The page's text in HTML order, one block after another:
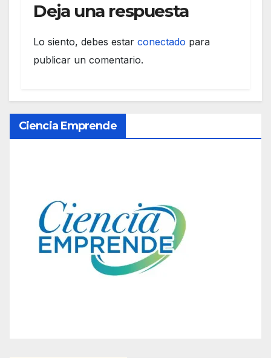
Deja una respuesta
Lo siento, debes estar conectado para
publicar un comentario.
Ciencia Emprende